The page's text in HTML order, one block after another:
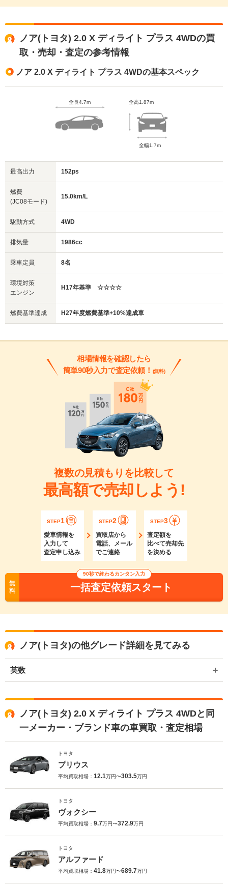
ノア(トヨタ) 2.0 X ディライト プラス 4WDの買
取・売却・査定の参考情報
ノア 2.0 X ディライト プラス 4WDの基本スペック
全長4.7m 全高1.87m
全幅1.7m
最高出力 152ps
燃費
(JC08モード)
15.0km/L
駆動方式 4WD
排気量 1986cc
乗車定員 8名
環境対策
エンジン
H17年基準 ☆☆☆☆
燃費基準達成 H27年度燃費基準+10%達成車
相場情報を確認したら
簡単90秒入力で査定依頼！ (無料)
複数の見積もりを比較して
最高額で売却しよう!
STEP1
愛車情報を
入力して
査定申し込み
STEP2
買取店から
電話、メール
でご連絡
STEP3
査定額を
比べて売却先
を決める
無
料
90秒で終わるカンタン入力
一括査定依頼スタート
ノア(トヨタ)の他グレード詳細を見てみる
英数
ノア(トヨタ) 2.0 X ディライト プラス 4WDと同
一メーカー・ブランド車の車買取・査定相場
トヨタ
プリウス
平均買取相場： 12.1万円〜303.5万円
トヨタ
ヴォクシー
平均買取相場： 9.7万円〜372.9万円
トヨタ
アルファード
平均買取相場： 41.8万円〜689.7万円